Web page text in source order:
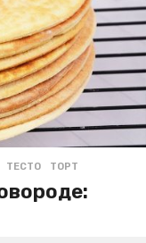
,ТЕСТО ,ТОРТ